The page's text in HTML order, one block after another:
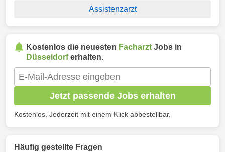
Assistenzarzt
Kostenlos die neuesten Facharzt Jobs in
Düsseldorferhalten.
Jetzt passende Jobs erhalten
Kostenlos. Jederzeit mit einem Klick abbestellbar.
Häufig gestellte Fragen